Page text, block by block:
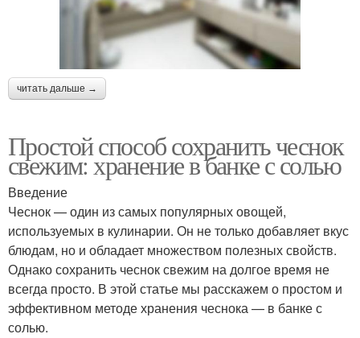
Летний чеснок
читать дальше →
Простой способ сохранить чеснок
свежим: хранение в банке с солью
Введение
Чеснок — один из самых популярных овощей,
используемых в кулинарии. Он не только добавляет вкус
блюдам, но и обладает множеством полезных свойств.
Однако сохранить чеснок свежим на долгое время не
всегда просто. В этой статье мы расскажем о простом и
эффективном методе хранения чеснока — в банке с
солью.